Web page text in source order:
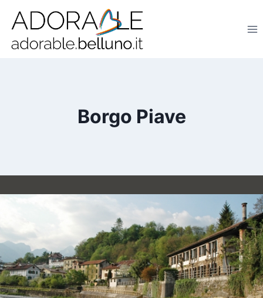
contenuto
Borgo Piave